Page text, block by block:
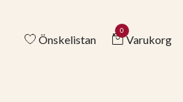
Önskelistan
0
Varukorg